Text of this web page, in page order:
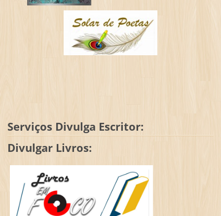
Serviços Divulga Escritor:
Divulgar Livros: